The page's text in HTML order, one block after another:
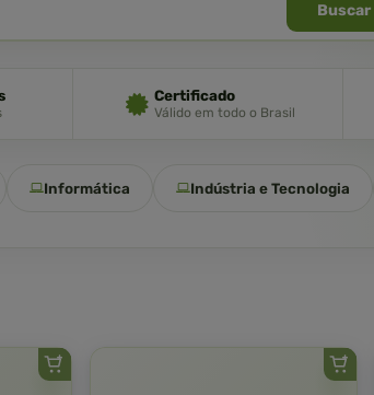
Buscar
Certificado
Válido em todo o Brasil
Informática Indústria e Tecnologia